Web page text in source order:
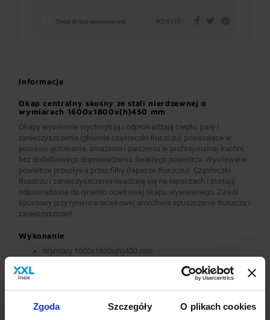
Zgoda Szczegóły O plikach cookies
Dodaj do listy porównawczej
Informacje
Okap centralny skośny ze stali nierdzewnej o
wymiarach 1600x1800x(h)450 mm
Okapy wywiewne wychwytują i odprowadzają ciepło, parę i
zanieczyszczenia (głównie cząsteczki tłuszczu) powstające w
procesie gotowania, smażenia i pieczenia w profesjonalnej kuchni,
bez dodatkowego doprowadzenia świeżego powietrza. Wywiewane
powietrze przepływa przez filtry (łapacze tłuszczu). Cząsteczki
tłuszczu i zanieczyszczenia osadzają się na łapaczach i zostają
odprowadzone do rynienki ociekowej okapu wywiewnego. Zawór
spustowy przy rynience ociekowej umożliwia spuszczenie tłuszczu i
zanieczyszczeń.
Wykonanie
Wymiary 1600x1800x(h)450 mm
Okapy wywiewne o wymiarach A>2600 mm wykonane są w
wersji łączonej (skręcanej) z dwóch lub więcej przelotowych
Okapy wyposażone są w system otworów i zawiesi